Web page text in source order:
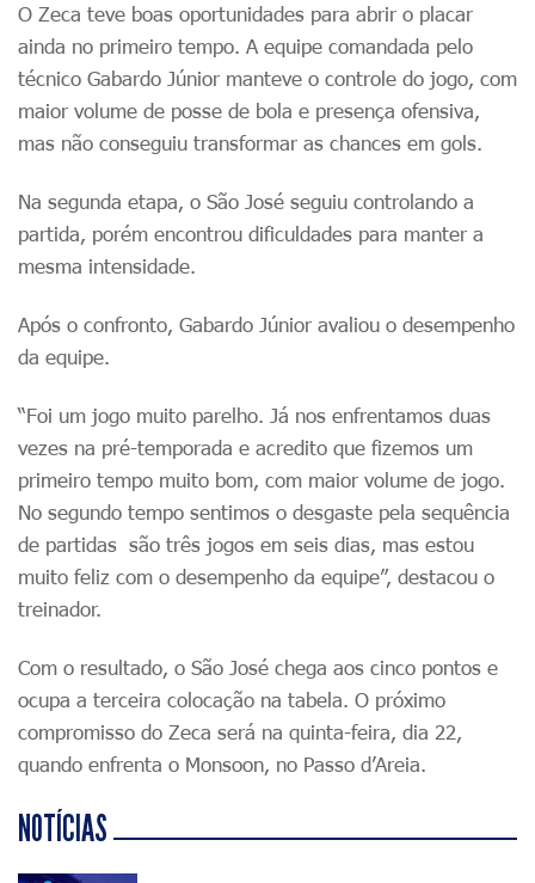
O Zeca teve boas oportunidades para abrir o placar
ainda no primeiro tempo. A equipe comandada pelo
técnico Gabardo Júnior manteve o controle do jogo, com
maior volume de posse de bola e presença ofensiva,
mas não conseguiu transformar as chances em gols.
Na segunda etapa, o São José seguiu controlando a
partida, porém encontrou dificuldades para manter a
mesma intensidade.
Após o confronto, Gabardo Júnior avaliou o desempenho
da equipe.
“Foi um jogo muito parelho. Já nos enfrentamos duas
vezes na pré-temporada e acredito que fizemos um
primeiro tempo muito bom, com maior volume de jogo.
No segundo tempo sentimos o desgaste pela sequência
de partidas são três jogos em seis dias, mas estou
muito feliz com o desempenho da equipe”, destacou o
treinador.
Com o resultado, o São José chega aos cinco pontos e
ocupa a terceira colocação na tabela. O próximo
compromisso do Zeca será na quinta-feira, dia 22,
quando enfrenta o Monsoon, no Passo d’Areia.
NOTÍCIAS